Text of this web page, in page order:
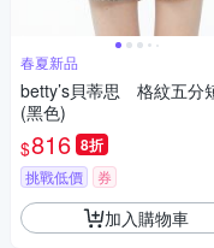
春夏新品
betty’s貝蒂思 格紋五分
(黑色)
$816 8折
挑戰低價 券
加入購物車